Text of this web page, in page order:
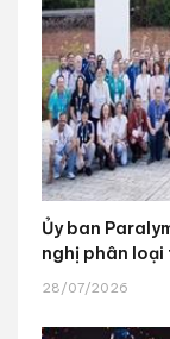
Ủy ban
nghị phân loại
28/07/2026